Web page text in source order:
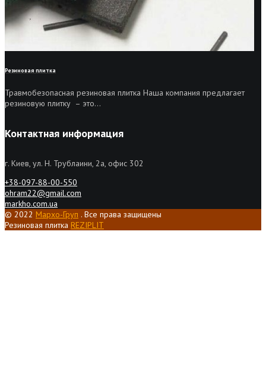
Резиновая плитка
Травмобезопасная резиновая плитка Наша компания предлагает
резиновую плитку – это...
Контактная информация
г. Киев, ул. Н. Трублаини, 2а, офис 302
+38-097-88-00-550
ohram22@gmail.com
markho.com.ua
© 2022 Мархо-Груп . Все права защищены
Резиновая плитка REZIPLIT